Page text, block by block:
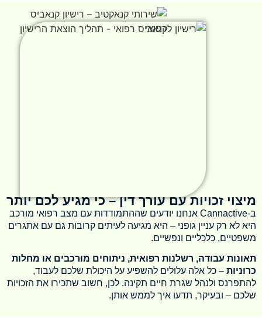
מיצוי זכויות עם עורך דין – כי מגיע לכם יותר
ב-Cannactive אנחנו יודעים שההתמודדות עם מצב רפואי מורכב
היא לא רק עניין גופני – היא מגיעה לעיתים קרובות גם עם אתגרים
משפטיים, כלכליים ונפשיים.
תאונות עבודה, רשלנות רפואית, ניתוחים מורכבים או מחלות
כרוניות – כל אלה עלולים להשפיע על היכולת שלכם לעבוד,
להתפרנס ולנהל שגרת חיים תקינה. לכן, חשוב שתכירו את הזכויות
שלכם – ובעיקר, תדעו איך לממש אותן.